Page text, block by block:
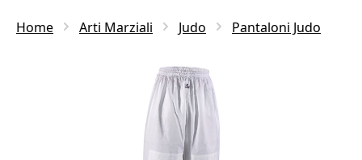
Home Arti Marziali Judo Pantaloni Judo
Salta la galleria di immagini